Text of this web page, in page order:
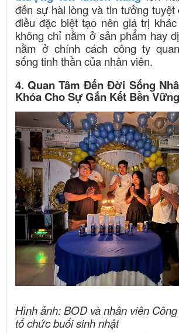
đến sự hài lòng và tin tưởng tuyệt
điều đặc biệt tạo nên giá trị
không chỉ nằm ở sản phẩm hay
nằm ở chính cách công ty
sống tinh thần của nhân viên.
4. Quan Tâm Đến Đời Sống
Khóa Cho Sự Gắn Kết Bền Vững
Hình ảnh: BOD và nhân viên
tổ chức buổi sinh nhật